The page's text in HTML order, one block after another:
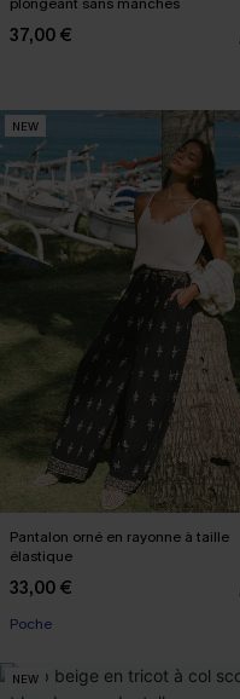
37,00 €
NEW
Pantalon orné en rayonne à taille
élastique
33,00 €
Poche
NEW